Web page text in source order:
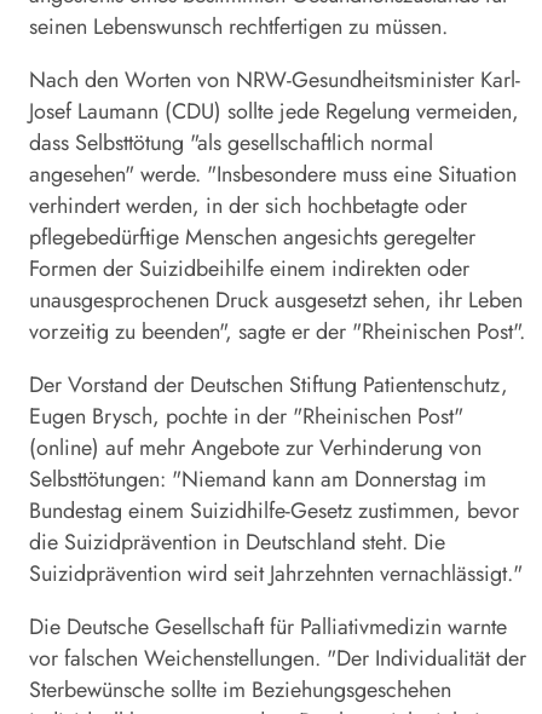
seinen Lebenswunsch rechtfertigen zu müssen.
Nach den Worten von NRW-Gesundheitsminister Karl-
Josef Laumann (CDU) sollte jede Regelung vermeiden,
dass Selbsttötung "als gesellschaftlich normal
angesehen" werde. "Insbesondere muss eine Situation
verhindert werden, in der sich hochbetagte oder
pflegebedürftige Menschen angesichts geregelter
Formen der Suizidbeihilfe einem indirekten oder
unausgesprochenen Druck ausgesetzt sehen, ihr Leben
vorzeitig zu beenden", sagte er der "Rheinischen Post".
Der Vorstand der Deutschen Stiftung Patientenschutz,
Eugen Brysch, pochte in der "Rheinischen Post"
(online) auf mehr Angebote zur Verhinderung von
Selbsttötungen: "Niemand kann am Donnerstag im
Bundestag einem Suizidhilfe-Gesetz zustimmen, bevor
die Suizidprävention in Deutschland steht. Die
Suizidprävention wird seit Jahrzehnten vernachlässigt."
Die Deutsche Gesellschaft für Palliativmedizin warnte
vor falschen Weichenstellungen. "Der Individualität der
Sterbewünsche sollte im Beziehungsgeschehen